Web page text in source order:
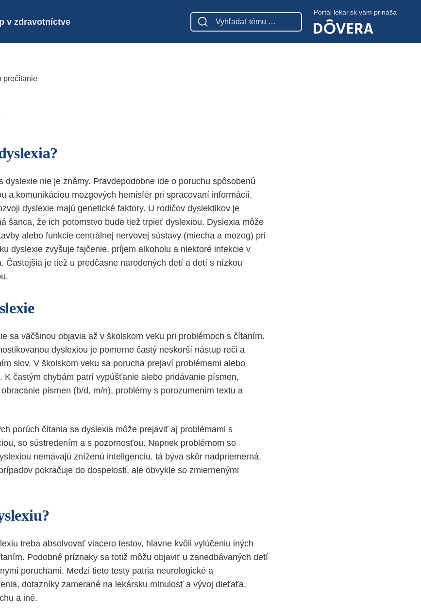
v zdravotníctve
Portál lekar.sk vám prináša
prečítanie
dyslexie nie je známy. Pravdepodobne ide o poruchu spôsobenú
a komunikáciou mozgových hemisfér pri spracovaní informácií.
dyslexie majú genetické faktory. U rodičov dyslektikov je
šanca, že ich potomstvo bude tiež trpieť dyslexiou. Dyslexia môže
alebo funkcie centrálnej nervovej sústavy (miecha a mozog) pri
dyslexie zvyšuje fajčenie, príjem alkoholu a niektoré infekcie v
Častejšia je tiež u predčasne narodených detí a detí s nízkou
sa väčšinou objavia až v školskom veku pri problémoch s čítaním.
dyslexiou je pomerne častý neskorší nástup reči a
slov. V školskom veku sa porucha prejaví problémami alebo
K častým chybám patrí vypúšťanie alebo pridávanie písmen,
písmen (b/d, m/n), problémy s porozumením textu a
porúch čítania sa dyslexia môže prejaviť aj problémami s
so sústredením a s pozornosťou. Napriek problémom so
nemávajú zníženú inteligenciu, tá býva skôr nadpriemerná.
pokračuje do dospelosti, ale obvykle so zmiernenými
treba absolvovať viacero testov, hlavne kvôli vylúčeniu iných
Podobné príznaky sa totiž môžu objaviť u zanedbávaných detí
poruchami. Medzi tieto testy patria neurologické a
dotazníky zamerané na lekársku minulosť a vývoj dieťaťa,
a iné.